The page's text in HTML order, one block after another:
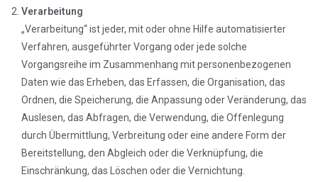
Verarbeitung
„Verarbeitung“ ist jeder, mit oder ohne Hilfe automatisierter
Verfahren, ausgeführter Vorgang oder jede solche
Vorgangsreihe im Zusammenhang mit personenbezogenen
Daten wie das Erheben, das Erfassen, die Organisation, das
Ordnen, die Speicherung, die Anpassung oder Veränderung, das
Auslesen, das Abfragen, die Verwendung, die Offenlegung
durch Übermittlung, Verbreitung oder eine andere Form der
Bereitstellung, den Abgleich oder die Verknüpfung, die
Einschränkung, das Löschen oder die Vernichtung.